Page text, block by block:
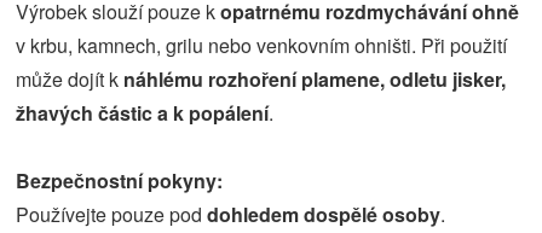
Výrobek slouží pouze kopatrnému rozdmychávání ohně
v krbu, kamnech, grilu nebo venkovním ohništi. Při použití
může dojít k náhlému rozhoření plamene, odletu jisker,
žhavých částic a k popálení.
Bezpečnostní pokyny:
Používejte pouze poddohledem dospělé osoby.